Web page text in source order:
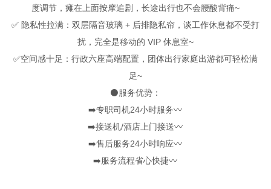
度调节，瘫在上面按摩追剧，长途出行也不会腰酸背痛~
✅ 隐私性拉满：双层隔音玻璃 + 后排隐私帘，谈工作休息都不受打
扰，完全是移动的 VIP 休息室~
✅空间感十足：行政六座高端配置，团体出行家庭出游都可轻松满
足~
⚫服务优势：
➡️专职司机24小时服务〰️
➡️接送机/酒店上门接送〰️
➡️售后服务24小时响应〰️
➡️服务流程省心快捷〰️